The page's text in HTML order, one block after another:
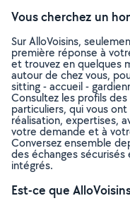
Vous cherchez un
Sur AlloVoisins,
première réponse à
et trouvez en quelques
autour de chez vous,
sitting - accueil -
Consultez les profils
particuliers, qui vous
réalisation, expertises,
votre demande et à
Conversez ensemble
des échanges
intégrés.
Est-ce que